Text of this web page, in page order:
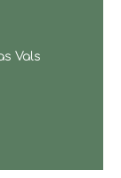
Vals